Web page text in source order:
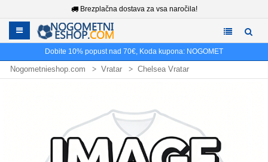
Brezplačna dostava za vsa naročila!
Dobite 10% popust nad 70€, Koda kupona: NOGOMET
Nogometnieshop.com Vratar Chelsea Vratar